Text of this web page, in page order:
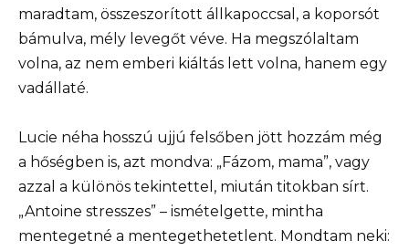
maradtam, összeszorított állkapoccsal, a koporsót
bámulva, mély levegőt véve. Ha megszólaltam
volna, az nem emberi kiáltás lett volna, hanem egy
vadállaté.
Lucie néha hosszú ujjú felsőben jött hozzám még
a hőségben is, azt mondva: „Fázom, mama”, vagy
azzal a különös tekintettel, miután titokban sírt.
„Antoine stresszes” – ismételgette, mintha
mentegetné a mentegethetetlent. Mondtam neki: